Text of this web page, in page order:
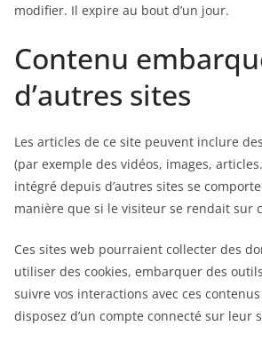
modifier. Il expire au bout d’un jour.
Contenu
d’autres sites
Les articles de ce site peuvent inclure
(par exemple des vidéos, images,
intégré depuis d’autres sites se
manière que si le visiteur se rendait sur
Ces sites web pourraient collecter des
utiliser des cookies, embarquer des
suivre vos interactions avec ces
disposez d’un compte connecté sur leur